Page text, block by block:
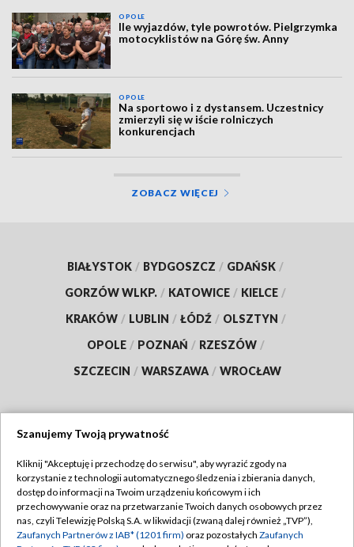
OPOLE
Ile wyjazdów, tyle powrotów. Pielgrzymka
motocyklistów na Górę św. Anny
OPOLE
Na sportowo i z dystansem. Uczestnicy
zmierzyli się w iście rolniczych
konkurencjach
ZOBACZ WIĘCEJ
BIAŁYSTOK / BYDGOSZCZ / GDAŃSK /
GORZÓW WLKP. / KATOWICE / KIELCE /
KRAKÓW / LUBLIN / ŁÓDŹ / OLSZTYN /
OPOLE / POZNAŃ / RZESZÓW /
SZCZECIN / WARSZAWA / WROCŁAW
TVP
Abonament TVP
Emisja w TVP
Regulamin TVP
Polityka prywatności
Szanujemy Twoją prywatność
Kliknij "Akceptuję i przechodzę do serwisu", aby wyrazić zgody na
korzystanie z technologii automatycznego śledzenia i zbierania danych,
dostęp do informacji na Twoim urządzeniu końcowym i ich
przechowywanie oraz na przetwarzanie Twoich danych osobowych przez
nas, czyli Telewizję Polską S.A. w likwidacji (zwaną dalej również „TVP”),
Zaufanych Partnerów z IAB* (1201 firm) oraz pozostałych Zaufanych